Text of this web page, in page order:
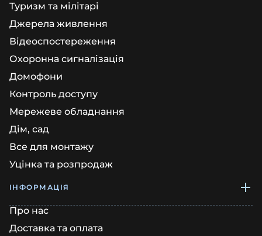
Туризм та мілітарі
Джерела живлення
Відеоспостереження
Охоронна сигналізація
Домофони
Контроль доступу
Мережеве обладнання
Дім, сад
Все для монтажу
Уцінка та розпродаж
ІНФОРМАЦІЯ
Про нас
Доставка та оплата